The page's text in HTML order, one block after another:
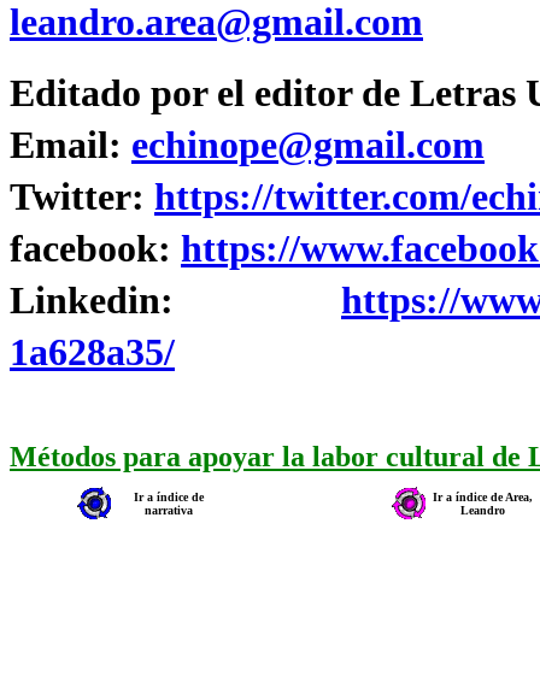
leandro.area@gmail.com
Editado por el editor de Letras
Email: echinope@gmail.com
Twitter: https://twitter.com/
facebook: https://
Linkedin: https://
1a628a35/
Métodos para apoyar la labor cultural de
Ir a índice de
narrativa
Ir a índice de Area,
Leandro